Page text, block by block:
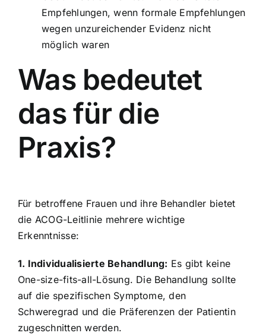
Empfehlungen, wenn formale Empfehlungen
wegen unzureichender Evidenz nicht
möglich waren
Was bedeutet
das für die
Praxis?
Für betroffene Frauen und ihre Behandler bietet
die ACOG-Leitlinie mehrere wichtige
Erkenntnisse:
1. Individualisierte Behandlung: Es gibt keine
One-size-fits-all-Lösung. Die Behandlung sollte
auf die spezifischen Symptome, den
Schweregrad und die Präferenzen der Patientin
zugeschnitten werden.